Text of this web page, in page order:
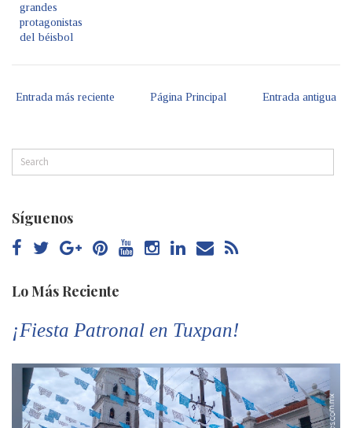
grandes
protagonistas
del béisbol
Entrada más reciente Entrada antigua
Página Principal
Síguenos
Lo Más Reciente
¡Fiesta Patronal en Tuxpan!